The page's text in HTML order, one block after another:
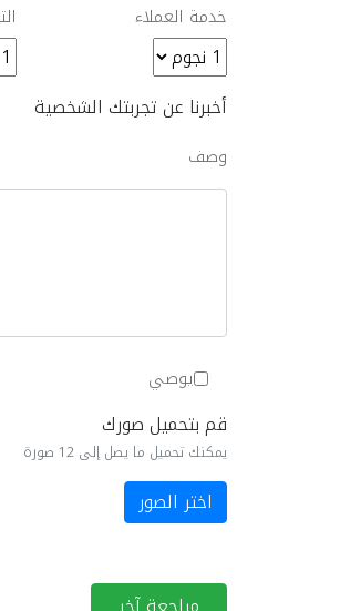
خدمة العملاء
أخبرنا عن تجربتك الشخصية
وصف
يوصي
قم بتحميل صورك
يمكنك تحميل ما يصل إلى 12 صورة
اختر الصور